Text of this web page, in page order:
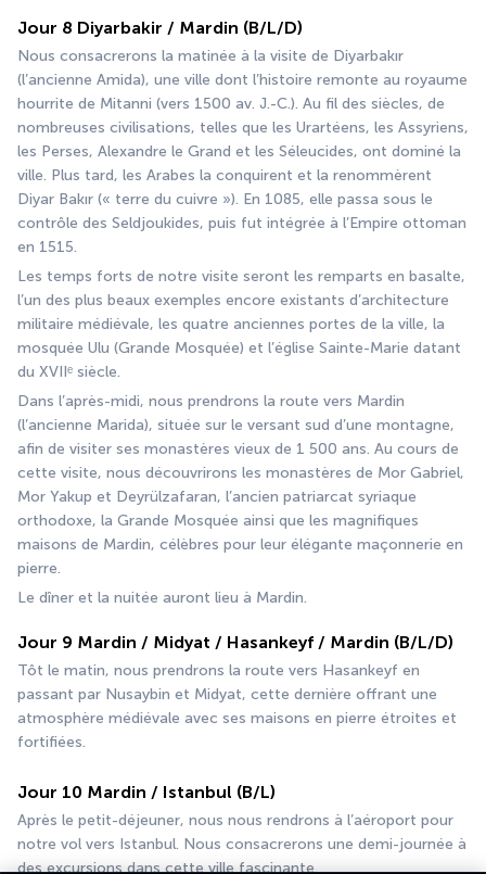
Jour 8 Diyarbakir / Mardin (B/L/D)
Nous consacrerons la matinée à la visite de Diyarbakır
(l’ancienne Amida), une ville dont l’histoire remonte au royaume
hourrite de Mitanni (vers 1500 av. J.-C.). Au fil des siècles, de
nombreuses civilisations, telles que les Urartéens, les Assyriens,
les Perses, Alexandre le Grand et les Séleucides, ont dominé la
ville. Plus tard, les Arabes la conquirent et la renommèrent
Diyar Bakır (« terre du cuivre »). En 1085, elle passa sous le
contrôle des Seldjoukides, puis fut intégrée à l’Empire ottoman
en 1515.
Les temps forts de notre visite seront les remparts en basalte,
l’un des plus beaux exemples encore existants d’architecture
militaire médiévale, les quatre anciennes portes de la ville, la
mosquée Ulu (Grande Mosquée) et l’église Sainte-Marie datant
du XVIIᵉ siècle.
Dans l’après-midi, nous prendrons la route vers Mardin
(l’ancienne Marida), située sur le versant sud d’une montagne,
afin de visiter ses monastères vieux de 1 500 ans. Au cours de
cette visite, nous découvrirons les monastères de Mor Gabriel,
Mor Yakup et Deyrülzafaran, l’ancien patriarcat syriaque
orthodoxe, la Grande Mosquée ainsi que les magnifiques
maisons de Mardin, célèbres pour leur élégante maçonnerie en
pierre.
Le dîner et la nuitée auront lieu à Mardin.
Jour 9 Mardin / Midyat / Hasankeyf / Mardin (B/L/D)
Tôt le matin, nous prendrons la route vers Hasankeyf en
passant par Nusaybin et Midyat, cette dernière offrant une
atmosphère médiévale avec ses maisons en pierre étroites et
fortifiées.
Jour 10 Mardin / Istanbul (B/L)
Après le petit-déjeuner, nous nous rendrons à l’aéroport pour
notre vol vers Istanbul. Nous consacrerons une demi-journée à
des excursions dans cette ville fascinante.